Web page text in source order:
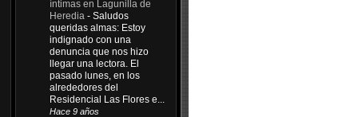
íntimas en Lagunilla de
Heredia - Saludos
queridas almas: Estoy
indignado con una
denuncia que nos hizo
llegar una lectora. El
pasado lunes, en los
alrededores del
Residencial Las Flores e...
Hace 9 años